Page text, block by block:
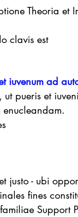
Theoria et
clavis est
iuvenum ad
pueris et
enucleandam.
- ubi
fines
Support